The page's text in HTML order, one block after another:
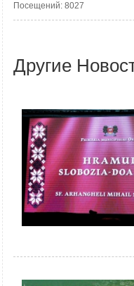
Посещений: 8027
Другие